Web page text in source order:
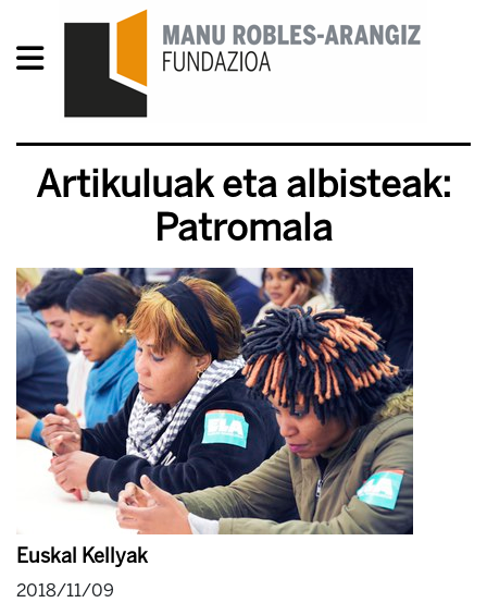
Artikuluak eta albisteak:
Patromala
Euskal Kellyak
2018/11/09